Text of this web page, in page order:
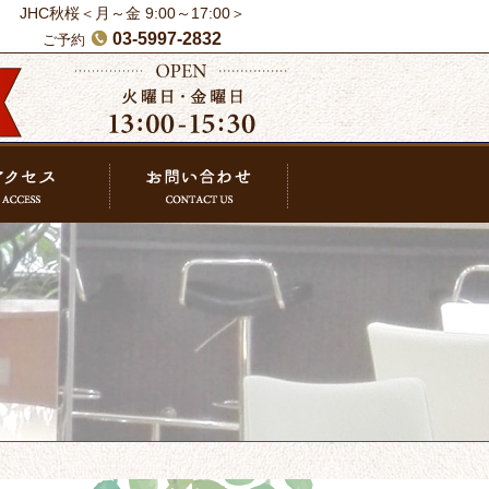
JHC秋桜＜月～金 9:00～17:00＞
ご予約 03-5997-2832